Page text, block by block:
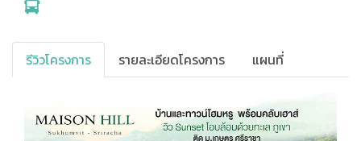
รีวิวโครงการ รายละเอียดโครงการ แผนที่